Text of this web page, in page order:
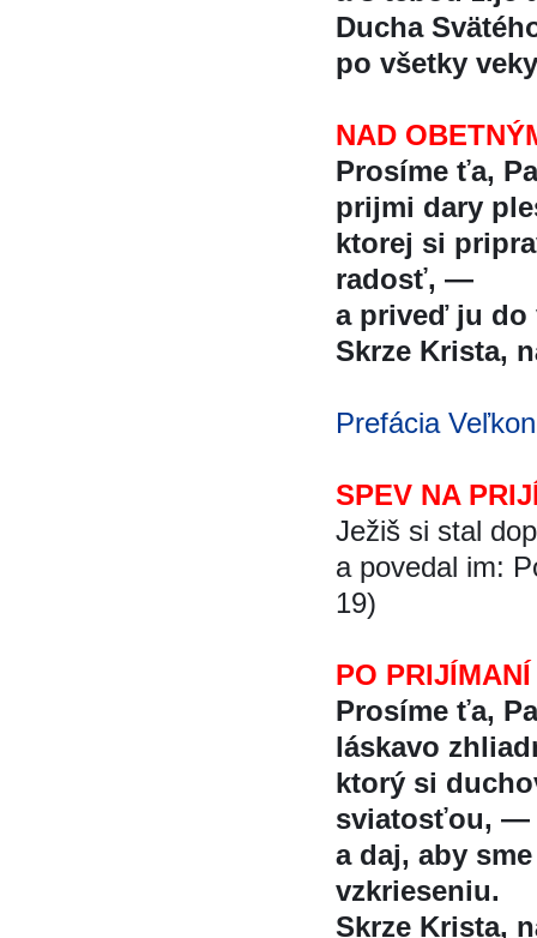
Ducha
po všetky
NAD
Prosíme ťa,
prijmi dary
ktorej si
radosť, —
a priveď ju do
Skrze Krista,
Prefácia
SPEV NA
Ježiš si stal
a povedal im:
19)
PO PRIJÍMANÍ
Prosíme ťa,
láskavo
ktorý si
sviatosťou, —
a daj, aby
vzkrieseniu.
Skrze Krista,